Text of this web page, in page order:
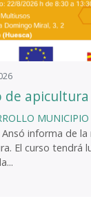
apicultura
MUNICIPIO
informa de la
El curso tendrá